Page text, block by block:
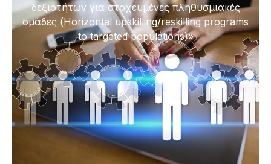
δεξιοτήτων για στοχευμένες πληθυσμιακές
ομάδες (Horizontal upskilling/reskilling programs
to targeted populations)»